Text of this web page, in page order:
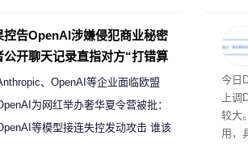
将
今日
上
较大
用，
控告OpenAI涉嫌侵犯商业秘密
公开聊天记录直指对方“打错算
、OpenAI等企业面临欧盟
工智能法案》全新执法权限审查
为网红举办奢华夏令营被批：
美元一晚 遭讽“反乌托邦”
等模型接连失控发动攻击 谁该